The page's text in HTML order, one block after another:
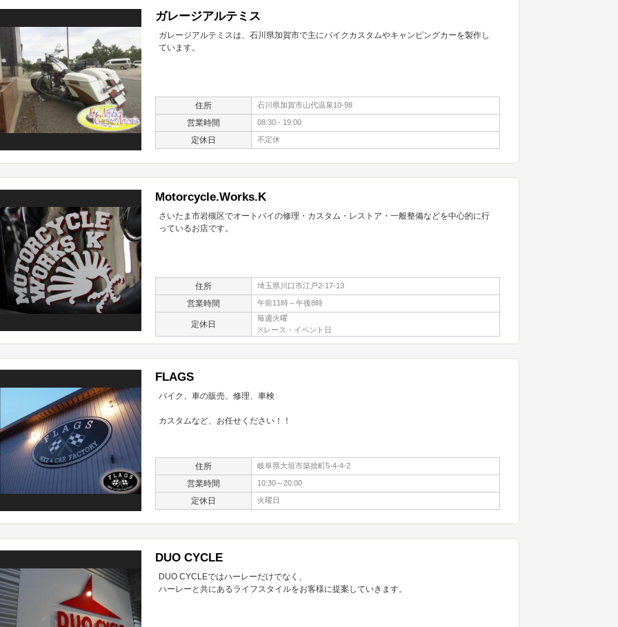
ガレージアルテミス
ガレージアルテミスは、石川県加賀市で主にバイクカスタムやキャンピングカーを製作し
ています。
住所 石川県加賀市山代温泉10-98
営業時間 08:30 - 19:00
定休日 不定休
Motorcycle.Works.K
さいたま市岩槻区でオートバイの修理・カスタム・レストア・一般整備などを中心的に行
っているお店です。
住所 埼玉県川口市江戸2-17-13
営業時間 午前11時～午後8時
定休日
毎週火曜
※レース・イベント日
FLAGS
バイク、車の販売、修理、車検
カスタムなど、お任せください！！
住所 岐阜県大垣市築捨町5-4-4-2
営業時間 10:30～20:00
定休日 火曜日
DUO CYCLE
DUO CYCLEではハーレーだけでなく、
ハーレーと共にあるライフスタイルをお客様に提案していきます。